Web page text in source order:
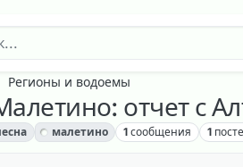
Регионы и водоемы
отчет с
малетино 1 сообщения 1